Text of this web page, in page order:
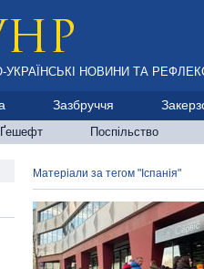
УКРАЇНСЬКІ НОВИНИ ТА
Зазбруччя
Ґешефт Поспільство
Матеріали за тегом "Іспанія"